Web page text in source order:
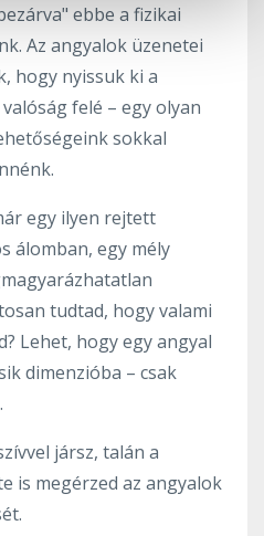
ebbe a fizikai
Az angyalok üzenetei
hogy nyissuk ki a
felé – egy olyan
sokkal
egy ilyen rejtett
álomban, egy mély
tudtad, hogy valami
Lehet, hogy egy angyal
dimenzióba – csak
jársz, talán a
is megérzed az angyalok